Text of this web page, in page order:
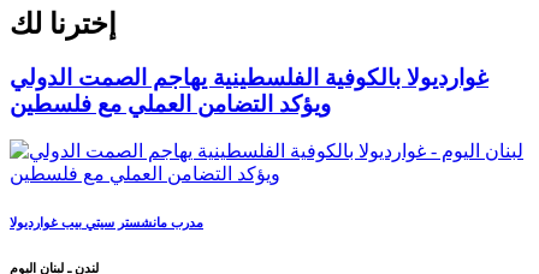
إخترنا لك
غوارديولا بالكوفية الفلسطينية يهاجم الصمت الدولي
ويؤكد التضامن العملي مع فلسطين
مدرب مانشستر سيتي بيب غوارديولا
لندن ـ لبنان اليوم